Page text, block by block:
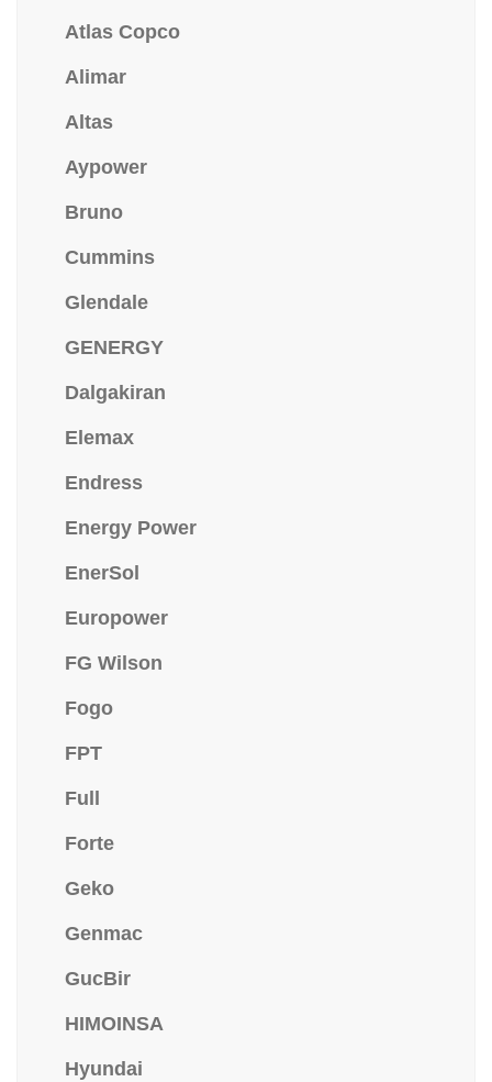
Atlas Copco
Alimar
Altas
Aypower
Bruno
Cummins
Glendale
GENERGY
Dalgakiran
Elemax
Endress
Energy Power
EnerSol
Europower
FG Wilson
Fogo
FPT
Full
Forte
Geko
Genmac
GucBir
HIMOINSA
Hyundai